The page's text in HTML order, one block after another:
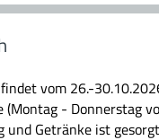
vom 26.-
(Montag - Donnerstag
und Getränke ist